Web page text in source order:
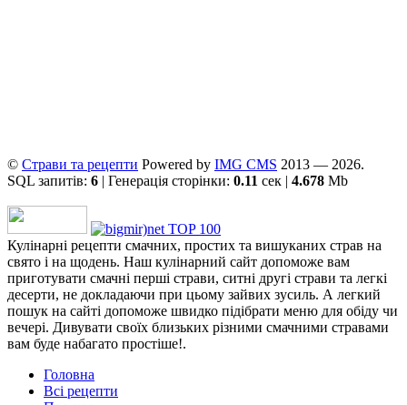
© Страви та рецепти Powered by ІMG CMS 2013 — 2026.
SQL запитів: 6 | Генерація сторінки: 0.11 сек | 4.678 Mb
Кулінарні рецепти смачних, простих та вишуканих страв на
свято і на щодень. Наш кулінарний сайт допоможе вам
приготувати смачні перші страви, ситні другі страви та легкі
десерти, не докладаючи при цьому зайвих зусиль. А легкий
пошук на сайті допоможе швидко підібрати меню для обіду чи
вечері. Дивувати своїх близьких різними смачними стравами
вам буде набагато простіше!.
Головна
Всі рецепти